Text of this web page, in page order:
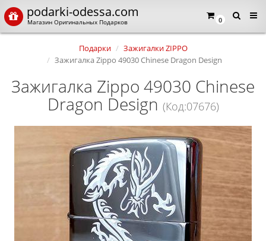
0
podarki-odessa.com
Магазин Оригинальных Подарков
Подарки
Зажигалки ZIPPO
Зажигалка Zippo 49030 Chinese Dragon Design
Зажигалка Zippo 49030 Chinese
Dragon Design (Код:07676)